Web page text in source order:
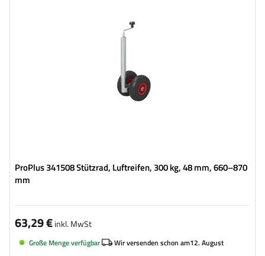
ProPlus 341508 Stützrad, Luftreifen, 300 kg, 48 mm, 660–870
mm
standard
63,29 €inkl. MwSt
Große Menge verfügbar Wir versenden schon am12. August